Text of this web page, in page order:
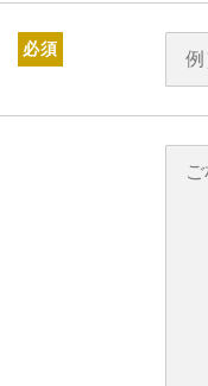
必須